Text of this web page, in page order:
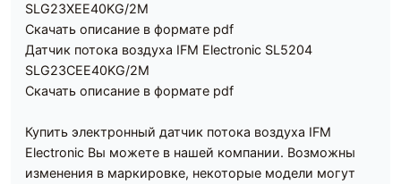
SLG23XEE40KG/2M
Скачать описание в формате pdf
Датчик потока воздуха IFM Electronic SL5204
SLG23CEE40KG/2M
Скачать описание в формате pdf
Купить электронный датчик потока воздуха IFM
Electronic Вы можете в нашей компании. Возможны
изменения в маркировке, некоторые модели могут